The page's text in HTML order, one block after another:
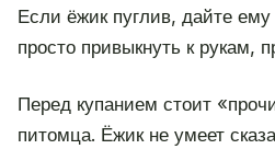
Если ёжик пуглив, дайте ему
просто привыкнуть к рукам,
Перед купанием стоит
питомца. Ёжик не умеет